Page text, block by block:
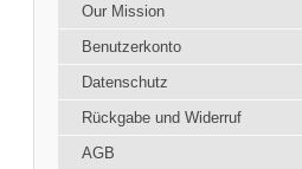
Our Mission
Benutzerkonto
Datenschutz
Rückgabe und Widerruf
AGB